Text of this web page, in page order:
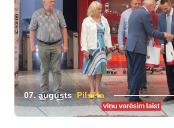
07. augusts Pilsēta